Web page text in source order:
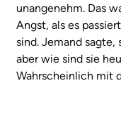
unangenehm. Das
Angst, als es
sind. Jemand
aber wie sind sie
Wahrscheinlich mit